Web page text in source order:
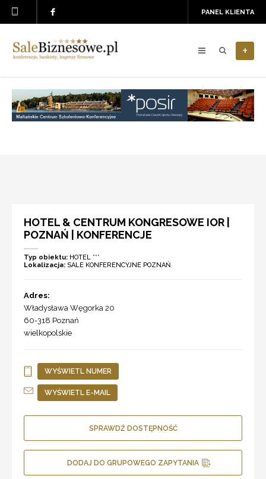
PANEL KLIENTA
+
HOTEL & CENTRUM KONGRESOWE IOR |
POZNAŃ | KONFERENCJE
Typ obiektu: HOTEL ***
Lokalizacja: SALE KONFERENCYJNE POZNAŃ
Adres:
Władysława Węgorka 20
60-318 Poznań
wielkopolskie
WYŚWIETL NUMER
WYŚWIETL E-MAIL
SPRAWDŹ DOSTĘPNOŚĆ
DODAJ DO GRUPOWEGO ZAPYTANIA